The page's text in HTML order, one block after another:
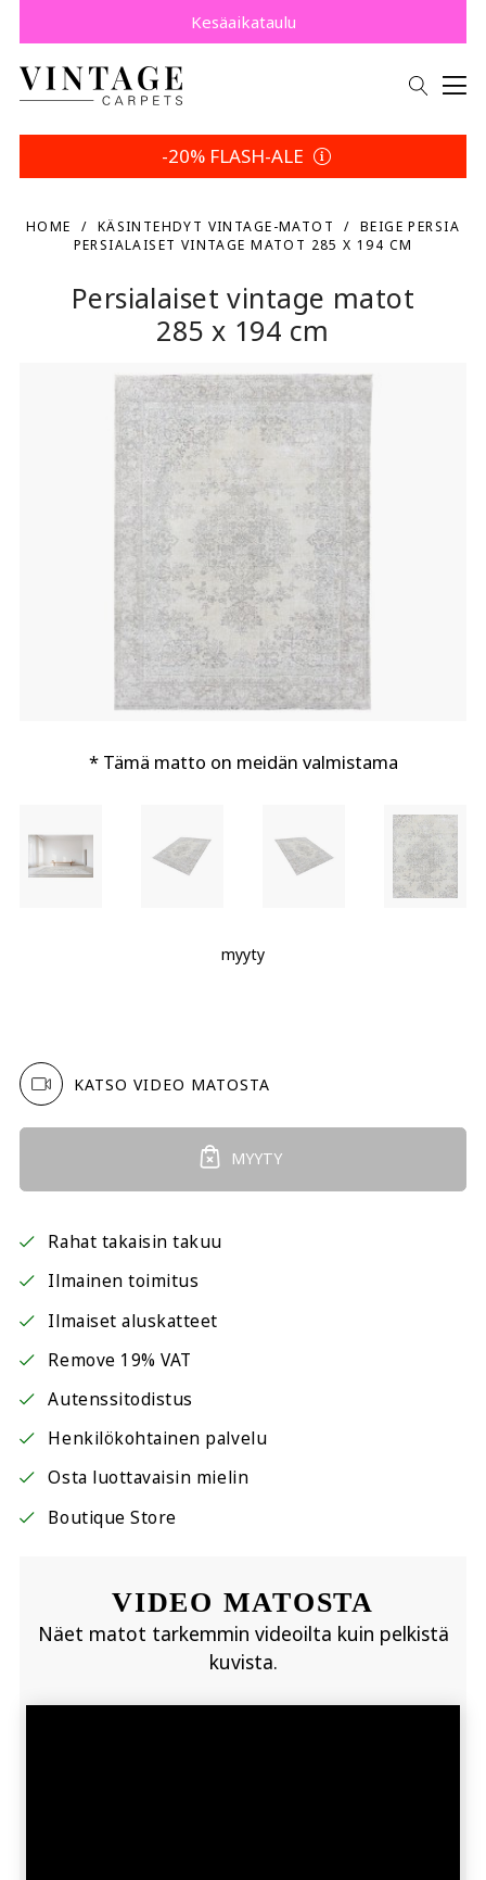
Säästä 5 % | Palautusehtosi
Osta nyt, maksa myöhemmin Klarnalla.
Kesäaikataulu
-20% FLASH-ALE
HOME KÄSINTEHDYT VINTAGE-MATOT
BEIGE PERSIA
PERSIALAISET VINTAGE MATOT 285 X 194 CM
Persialaiset vintage matot
285 x 194 cm
* Tämä matto on meidän valmistama
myyty
KATSO VIDEO MATOSTA
MYYTY
Rahat takaisin takuu
Ilmainen toimitus
Ilmaiset aluskatteet
Remove 19% VAT
Autenssitodistus
Henkilökohtainen palvelu
Osta luottavaisin mielin
Boutique Store
VIDEO MATOSTA
Näet matot tarkemmin videoilta kuin pelkistä
kuvista.